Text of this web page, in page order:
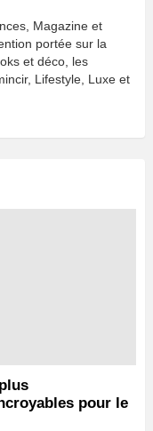
Magazine et
portée sur la
et déco, les
Lifestyle, Luxe et
pour le